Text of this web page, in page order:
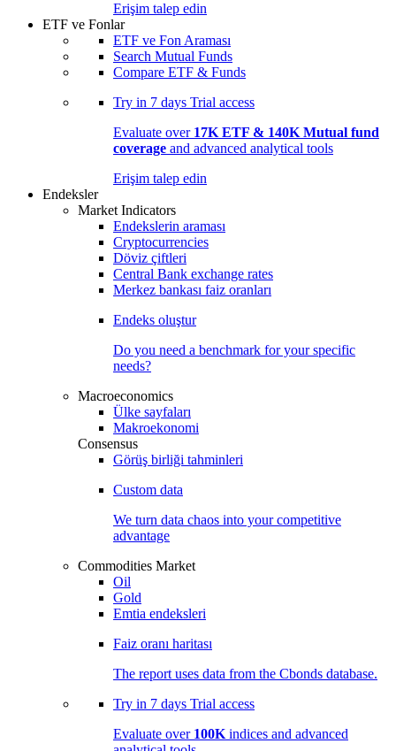
Erişim talep edin
ETF ve Fonlar
ETF ve Fon Araması
Search Mutual Funds
Compare ETF & Funds
Try in 7 days Trial access
Evaluate over 17K ETF & 140K Mutual fund
coverage and advanced analytical tools
Erişim talep edin
Endeksler
Market Indicators
Endekslerin araması
Cryptocurrencies
Döviz çiftleri
Central Bank exchange rates
Merkez bankası faiz oranları
Endeks oluştur
Do you need a benchmark for your specific
needs?
Macroeconomics
Ülke sayfaları
Makroekonomi
Consensus
Görüş birliği tahminleri
Custom data
We turn data chaos into your competitive
advantage
Commodities Market
Oil
Gold
Emtia endeksleri
Faiz oranı haritası
The report uses data from the Cbonds database.
Try in 7 days Trial access
Evaluate over 100K indices and advanced